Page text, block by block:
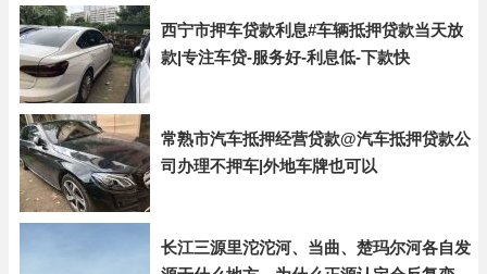
西宁市押车贷款利息#车辆抵押贷款当天放
款|专注车贷-服务好-利息低-下款快
常熟市汽车抵押经营贷款@汽车抵押贷款公
司办理不押车|外地车牌也可以
长江三源里沱沱河、当曲、楚玛尔河各自发